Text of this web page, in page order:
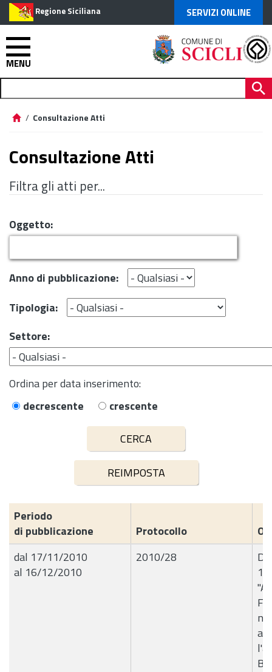
Regione Siciliana SERVIZI ONLINE
MENU
/ Consultazione Atti
Consultazione Atti
Filtra gli atti per...
Oggetto:
Anno di pubblicazione:
Tipologia:
Settore:
Ordina per data inserimento:
decrescente
crescente
Periodo
di pubblicazione
Protocollo
dal 17/11/2010
al 16/12/2010
2010/28